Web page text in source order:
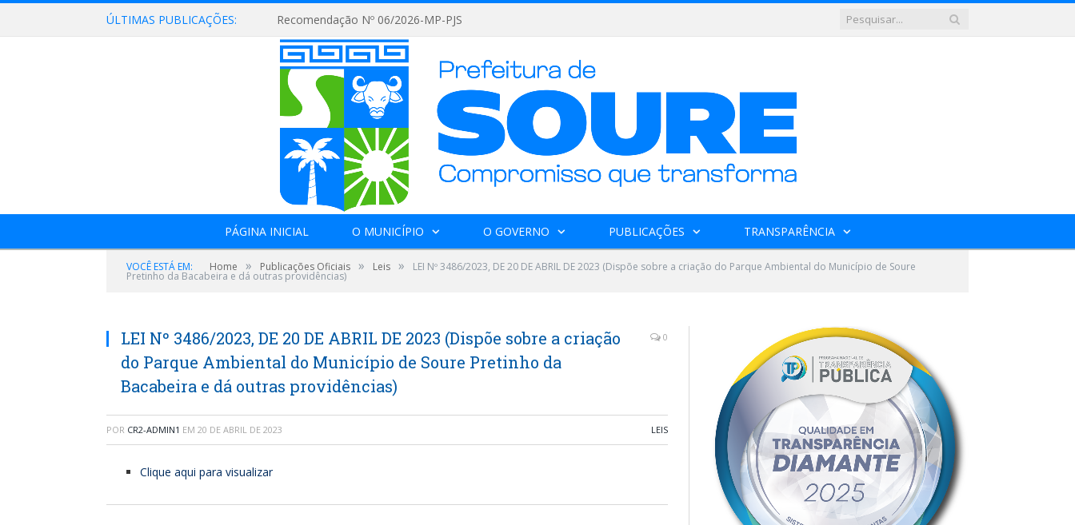
ÚLTIMAS PUBLICAÇÕES: Recomendação Nº 06/2026-MP-PJS
PÁGINA INICIAL O MUNICÍPIO O GOVERNO PUBLICAÇÕES TRANSPARÊNCIA
VOCÊ ESTÁ EM: Home » Publicações Oficiais » Leis » LEI Nº 3486/2023, DE 20 DE ABRIL DE 2023 (Dispõe sobre a criação do Parque Ambiental do Município de Soure
Pretinho da Bacabeira e dá outras providências)
LEI Nº 3486/2023, DE 20 DE ABRIL DE 2023 (Dispõe sobre a criação
do Parque Ambiental do Município de Soure Pretinho da
Bacabeira e dá outras providências)
0
POR CR2-ADMIN1 EM 20 DE ABRIL DE 2023 LEIS
Clique aqui para visualizar